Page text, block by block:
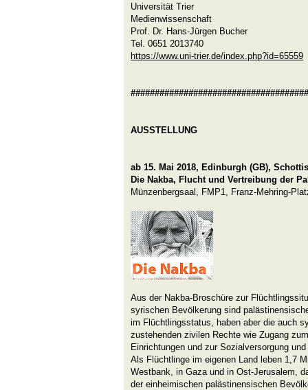
Universität Trier
Medienwissenschaft
Prof. Dr. Hans-Jürgen Bucher
Tel. 0651 2013740
https://www.uni-trier.de/index.php?id=65559
AUSSTELLUNG
ab 15. Mai 2018, Edinburgh (GB),
Die Nakba, Flucht und Vertreibung der
Münzenbergsaal, FMP1, Franz-Mehring-
Aus der Nakba-Broschüre zur
syrischen Bevölkerung sind
im Flüchtlingsstatus, haben aber die auch
zustehenden zivilen Rechte wie Zugang
Einrichtungen und zur Sozialversorgung
Als Flüchtlinge im eigenen Land leben 1,7
Westbank, in Gaza und in Ost-Jerusalem,
der einheimischen palästinensischen